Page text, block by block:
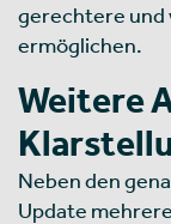
gerechtere
ermöglichen.
Weitere
Neben den
Update